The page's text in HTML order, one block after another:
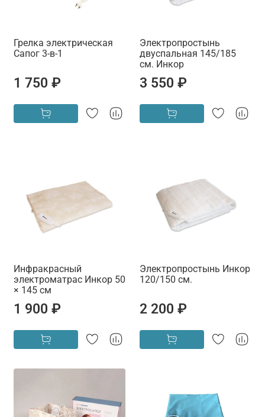
Грелка электрическая
Сапог 3-в-1
1 750 ₽
Электропростынь
двуспальная 145/185
см. Инкор
3 550 ₽
Инфракрасный
электроматрас Инкор 50
× 145 см
1 900 ₽
Электропростынь Инкор
120/150 см.
2 200 ₽